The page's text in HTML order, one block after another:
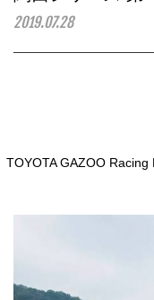
2019.07.28
TOYOTA GAZOO